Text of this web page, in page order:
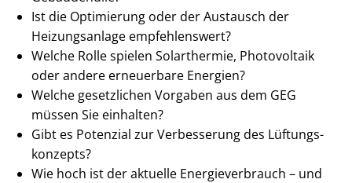
Ist die Optimierung oder der Austausch der
Heizungsanlage empfehlenswert?
Welche Rolle spielen Solarthermie, Photovoltaik
oder andere erneuerbare Energien?
Welche gesetzlichen Vorgaben aus dem GEG
müssen Sie einhalten?
Gibt es Potenzial zur Verbesserung des Lüf­tungs­
kon­zepts?
Wie hoch ist der aktuelle En­er­gie­ver­brauch – und